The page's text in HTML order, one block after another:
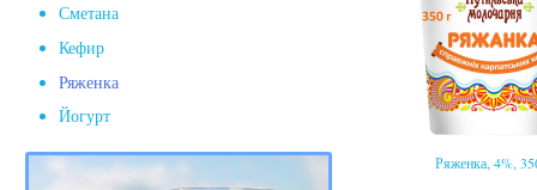
Ряженка, 4%,
Сметана
Кефир
Ряженка
Йогурт